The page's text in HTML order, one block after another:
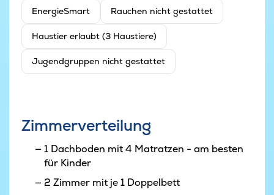
EnergieSmart Rauchen nicht gestattet
Haustier erlaubt (3 Haustiere)
Jugendgruppen nicht gestattet
Zimmerverteilung
1 Dachboden mit 4 Matratzen - am besten
für Kinder
2 Zimmer mit je 1 Doppelbett